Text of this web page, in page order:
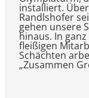
installiert.
Randlshofer
gehen unsere
hinaus. In
fleißigen
Schächten
„Zusammen